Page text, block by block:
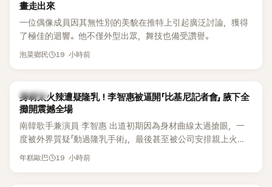
畫走出來
一位偶像成員因其無性別的美貌在推特上引起廣泛討論，獲得
了極佳的迴響。他不僅外型出眾，舞技也備受讚譽。
泡菜鄉民 19 小時前
K-POP
身材太火辣遭疑隆乳！李智惠被逼開「比基尼記者會」 腋下全
攤開震撼全場
南韓歌手兼演員 李智惠 出道初期因為身材曲線太過搶眼，一
度被外界質疑「動過隆乳手術」，最後甚至被公司安排親上火
線，召開前所未見的「泳裝記者會」澄清。這場記者會後來還被
年糕歐巴 19 小時前